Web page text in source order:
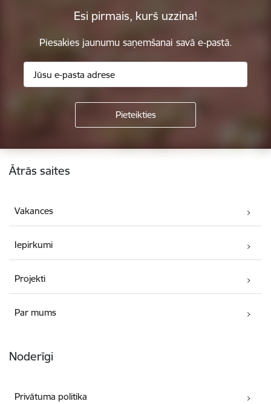
Esi pirmais, kurš uzzina!
Piesakies jaunumu saņemšanai savā e-pastā.
Kājene
Ātrās saites
Vakances
Iepirkumi
Projekti
Par mums
Noderīgi
Privātuma politika